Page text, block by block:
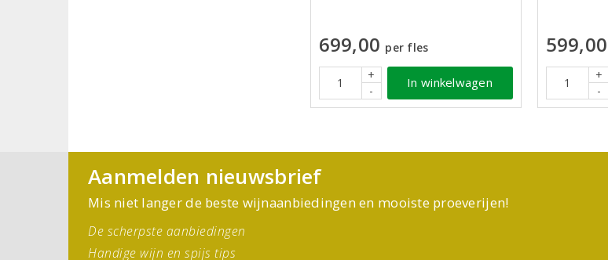
699,00 per fles
+
-
In winkelwagen
599,00
+
-
Aanmelden nieuwsbrief
Mis niet langer de beste wijnaanbiedingen en mooiste proeverijen!
De scherpste aanbiedingen
Handige wijn en spijs tips